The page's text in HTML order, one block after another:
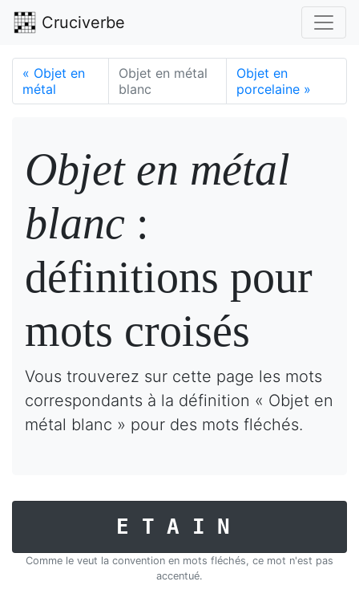
Cruciverbe
« Objet en
métal
Objet en métal
blanc
Objet en
porcelaine »
Objet en métal
blanc :
définitions pour
mots croisés
Vous trouverez sur cette page les mots
correspondants à la définition « Objet en
métal blanc » pour des mots fléchés.
ETAIN
Comme le veut la convention en mots fléchés, ce mot n'est pas
accentué.